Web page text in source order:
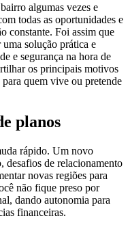
algumas vezes e
todas as oportunidades e
constante. Foi assim que
solução prática e
e segurança na hora de
os principais motivos
quem vive ou pretende
planos
rápido. Um novo
desafios de relacionamento
novas regiões para
não fique preso por
dando autonomia para
financeiras.